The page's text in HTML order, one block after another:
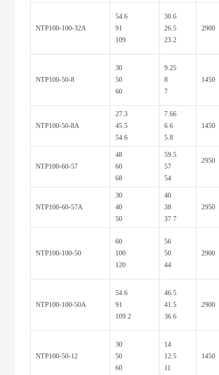
NTP100-100-32A
54.6
91
109
30.6
26.5
23.2
2900
NTP100-50-8
30
50
60
9.25
8
7
1450
NTP100-50-8A
27.3
45.5
54.6
7.66
6.6
5.8
1450
NTP100-60-57
48
60
68
59.5
57
54
2950
NTP100-60-57A
30
40
50
40
38
37.7
2950
NTP100-100-50
60
100
120
56
50
44
2900
NTP100-100-50A
54.6
91
109.2
46.5
41.5
36.6
2900
NTP100-50-12
30
50
60
14
12.5
11
1450